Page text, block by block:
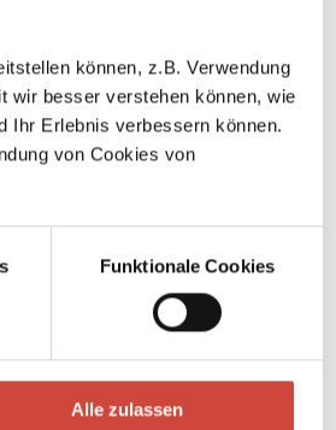
können, z.B. Verwendung
wir besser verstehen können, wie
Ihr Erlebnis verbessern können.
von Cookies von
Funktionale Cookies
Alle zulassen